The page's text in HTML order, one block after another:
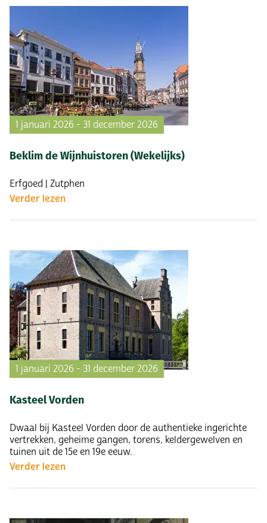
1 januari 2026 - 31 december 2026
Beklim de Wijnhuistoren (Wekelijks)
Erfgoed | Zutphen
Verder lezen
1 januari 2026 - 31 december 2026
Kasteel Vorden
Dwaal bij Kasteel Vorden door de authentieke ingerichte
vertrekken, geheime gangen, torens, keldergewelven en
tuinen uit de 15e en 19e eeuw.
Verder lezen